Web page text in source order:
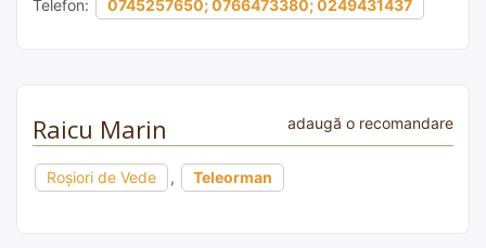
Telefon: 0745257650; 0766473380; 0249431437
Raicu Marin adaugă o recomandare
Roșiori de Vede , Teleorman